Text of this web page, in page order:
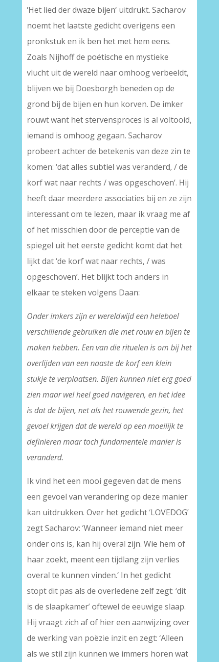
‘Het lied der dwaze bijen’ uitdrukt. Sacharov
noemt het laatste gedicht overigens een
pronkstuk en ik ben het met hem eens.
Zoals Nijhoff de poëtische en mystieke
vlucht uit de wereld naar omhoog verbeeldt,
blijven we bij Doesborgh beneden op de
grond bij de bijen en hun korven. De imker
rouwt want het stervensproces is al voltooid,
iemand is omhoog gegaan. Sacharov
probeert achter de betekenis van deze zin te
komen: ‘dat alles subtiel was veranderd, / de
korf wat naar rechts / was opgeschoven’. Hij
heeft daar meerdere associaties bij en ze zijn
interessant om te lezen, maar ik vraag me af
of het misschien door de perceptie van de
spiegel uit het eerste gedicht komt dat het
lijkt dat ‘de korf wat naar rechts, / was
opgeschoven’. Het blijkt toch anders in
elkaar te steken volgens Daan:
Onder imkers zijn er wereldwijd een heleboel
verschillende gebruiken die met rouw en bijen te
maken hebben. Een van die rituelen is om bij het
overlijden van een naaste de korf een klein
stukje te verplaatsen. Bijen kunnen niet erg goed
zien maar wel heel goed navigeren, en het idee
is dat de bijen, net als het rouwende gezin, het
gevoel krijgen dat de wereld op een moeilijk te
definiëren maar toch fundamentele manier is
veranderd.
Ik vind het een mooi gegeven dat de mens
een gevoel van verandering op deze manier
kan uitdrukken. Over het gedicht ‘LOVEDOG’
zegt Sacharov: ‘Wanneer iemand niet meer
onder ons is, kan hij overal zijn. Wie hem of
haar zoekt, meent een tijdlang zijn verlies
overal te kunnen vinden.’ In het gedicht
stopt dit pas als de overledene zelf zegt: ‘dit
is de slaapkamer’ oftewel de eeuwige slaap.
Hij vraagt zich af of hier een aanwijzing over
de werking van poëzie inzit en zegt: ‘Alleen
als we stil zijn kunnen we immers horen wat